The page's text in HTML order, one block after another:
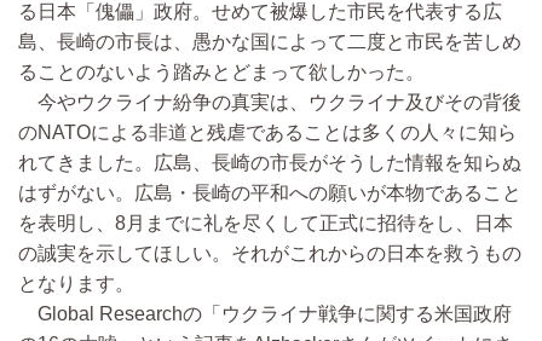
る日本「傀儡」政府。せめて被爆した市民を代表する広
島、長崎の市長は、愚かな国によって二度と市民を苦しめ
ることのないよう踏みとどまって欲しかった。
今やウクライナ紛争の真実は、ウクライナ及びその背後
のNATOによる非道と残虐であることは多くの人々に知ら
れてきました。広島、長崎の市長がそうした情報を知らぬ
はずがない。広島・長崎の平和への願いが本物であること
を表明し、8月までに礼を尽くして正式に招待をし、日本
の誠実を示してほしい。それがこれからの日本を救うもの
となります。
Global Researchの「ウクライナ戦争に関する米国政府